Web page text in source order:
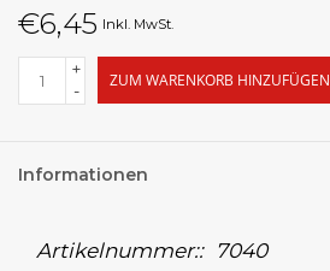
€6,45 Inkl. MwSt.
+
-
ZUM WARENKORB HINZUFÜGEN
Informationen
Artikelnummer:: 7040